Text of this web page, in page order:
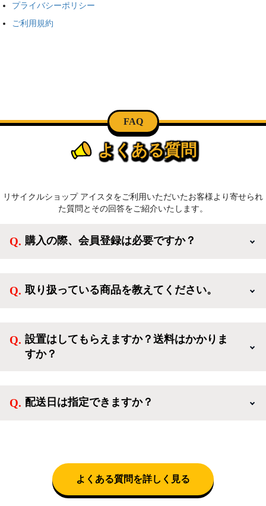
プライバシーポリシー
ご利用規約
FAQ
よくある質問
リサイクルショップ アイスタをご利用いただいたお客様より寄せられ
た質問とその回答をご紹介いたします。
購入の際、会員登録は必要ですか？
方、登録しなくてもカートに商品を入れた後、ログイ
取り扱っている商品を教えてください。
活を応援するような家電セットから、季節・空調家
電、調理家電、生活家電まで、幅広く中古家電を取り
設置はしてもらえますか？送料はかかりま
すか？
神奈川・千葉)において自社配送を選択いただくこと
配送日は指定できますか？
話にて日時決定に関するご連絡をさせて頂きます。
よくある質問を詳しく見る